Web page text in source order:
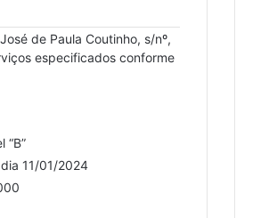
de Paula Coutinho, s/nº,
especificados conforme
“B”
11/01/2024